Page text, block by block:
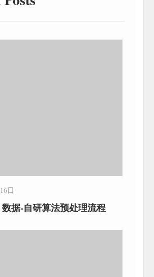
日
据-自研算法预处理流程